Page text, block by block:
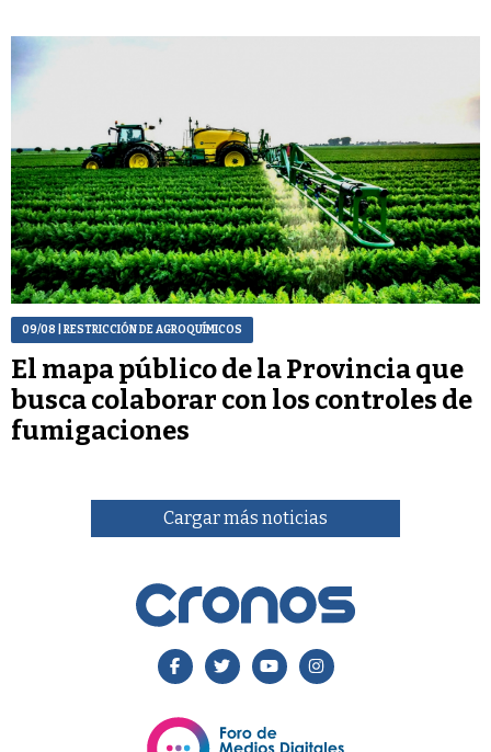
09/08 | RESTRICCIÓN DE AGROQUÍMICOS
El mapa público de la Provincia que
busca colaborar con los controles de
fumigaciones
Cargar más noticias